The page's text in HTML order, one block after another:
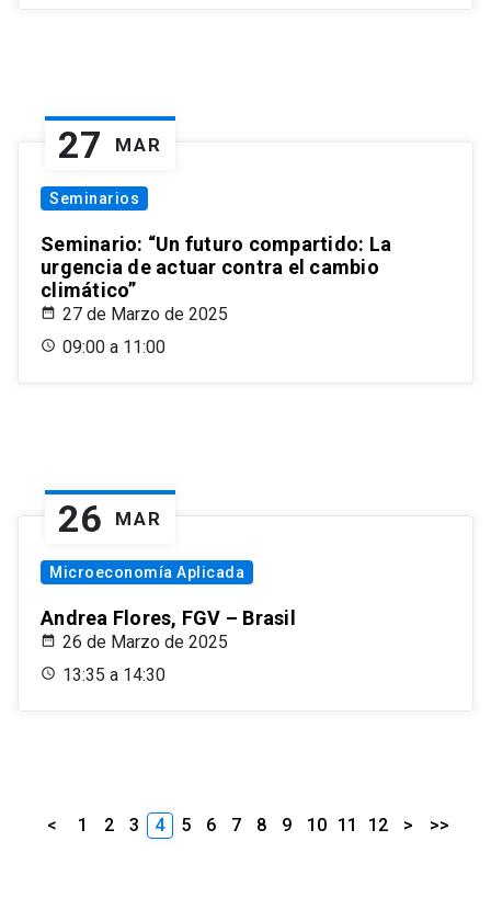
27 MAR
Seminarios
Seminario: “Un futuro compartido: La
urgencia de actuar contra el cambio
climático”
27 de Marzo de 2025
09:00 a 11:00
26 MAR
Microeconomía Aplicada
Andrea Flores, FGV – Brasil
26 de Marzo de 2025
13:35 a 14:30
< 1 2 3 4 5 6 7 8 9 10 11 12 > >>